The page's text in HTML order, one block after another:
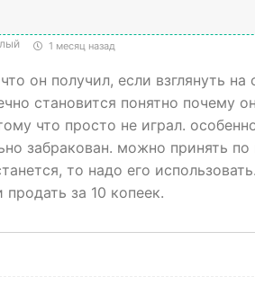
1 месяц назад
он получил, если взглянуть
становится понятно почему
что просто не играл.
забракован. можно принять
то надо его
за 10 копеек.